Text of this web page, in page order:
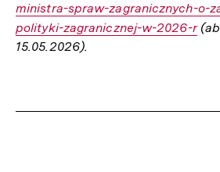
ministra-spraw-zagranicznych-o-
polityki-zagranicznej-w-2026-r
15.05.2026).